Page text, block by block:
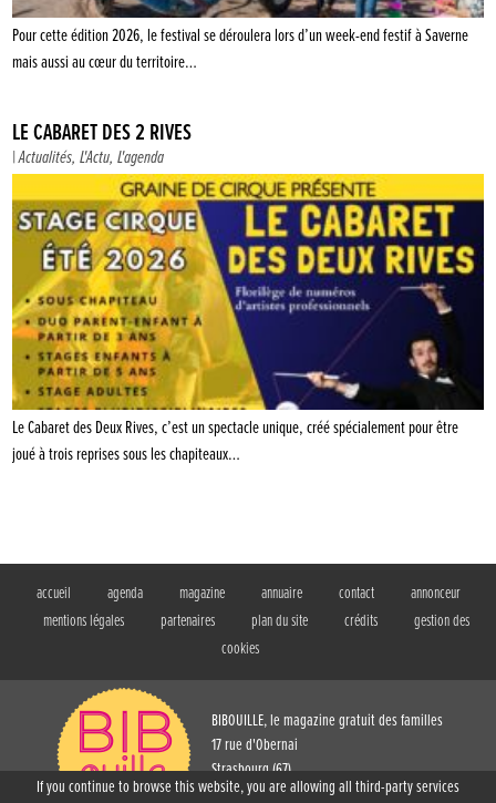
Pour cette édition 2026, le festival se déroulera lors d’un week-end festif à Saverne
mais aussi au cœur du territoire…
LE CABARET DES 2 RIVES
|Actualités,L'Actu,L'agenda
Le Cabaret des Deux Rives, c’est un spectacle unique, créé spécialement pour être
joué à trois reprises sous les chapiteaux…
accueil agenda magazine annuaire contact
annonceur
mentions légales
partenaires plan du site crédits
gestion des
cookies
BIBOUILLE, le magazine gratuit des familles
17 rue d'Obernai
Strasbourg (67)
T. 03 88 61 73 54
If you continue to browse this website, you are allowing all third-party services